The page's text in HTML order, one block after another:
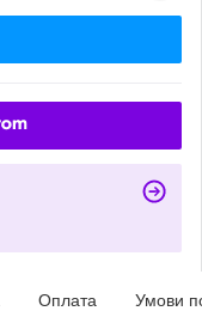
Оплата Умови